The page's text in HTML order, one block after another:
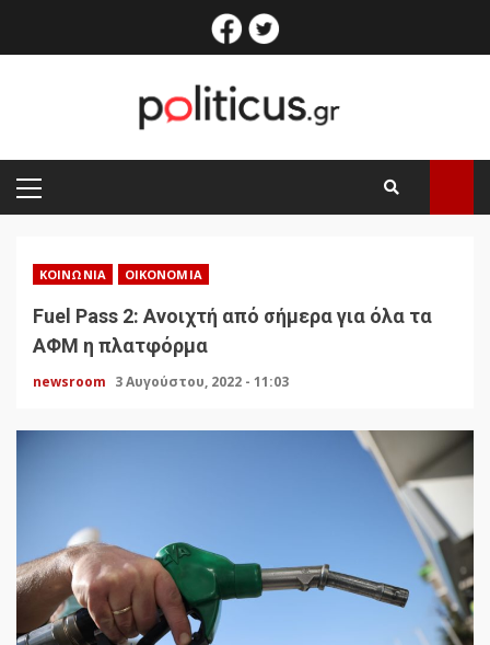
facebook
PRIMARY
MENU
ΚΟΙΝΩΝΊΑ ΟΙΚΟΝΟΜΊΑ
Fuel Pass 2: Ανοιχτή από σήμερα για όλα τα
ΑΦΜ η πλατφόρμα
newsroom 3 Αυγούστου, 2022 - 11:03